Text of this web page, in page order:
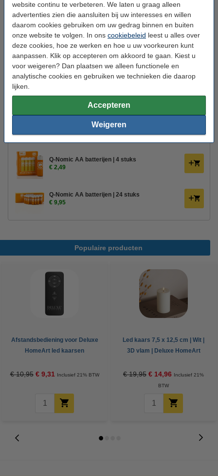
website continu te verbeteren. We laten u graag alleen
advertenties zien die aansluiten bij uw interesses en willen
daarom cookies gebruiken om uw gedrag binnen en buiten
onze website te volgen. In ons cookiebeleid leest u alles over
deze cookies, hoe ze werken en hoe u uw voorkeuren kunt
aanpassen. Klik op accepteren om akkoord te gaan. Kiest u
voor weigeren? Dan plaatsen we alleen functionele en
analytische cookies en gebruiken we technieken die daarop
lijken.
Accepteren
Weigeren
Beschermingsniveau: IP20
Gebruik: Binnen
Branduren: 400 uur
Aantal lampjes: 1
Oud voor nieuw: uw oude apparaat
Afstandsbediening voor Deluxe HomeArt led
€ 10,95 € 9,31
Q-Nomic AA batterijen | 4 stuks
€ 2,49
Q-Nomic AA batterijen | 24 stuks
€ 9,95
Populaire producten
Afstandsbediening voor Deluxe
HomeArt led kaarsen
€ 10,95 € 9,31 Inclusief 21% BTW
Led kaars 7,5 x 12,5 cm | Wit |
3D vlam | Deluxe HomeArt
€ 19,95 € 14,96 Inclusief 21%
BTW